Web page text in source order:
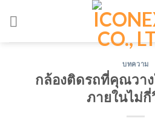
บทความ
กล้องติดรถที่คุณวา
ภายในไม่